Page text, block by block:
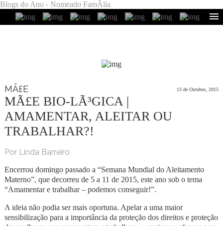
Blogs do Ano - Nomeado FamÃ­lia
MÃ£E 13 de Outubro, 2015
MÃ£E BIO-LÃ³GICA |
AMAMENTAR, ALEITAR OU
TRABALHAR?!
Por Linda Barreiro
Encerrou domingo passado a “Semana Mundial do Aleitamento
Materno”, que decorreu de 5 a 11 de 2015, este ano sob o tema
“Amamentar e trabalhar – podemos conseguir!”.
A ideia não podia ser mais oportuna. Apelar a uma maior
sensibilização para a importância da proteção dos direitos e proteção